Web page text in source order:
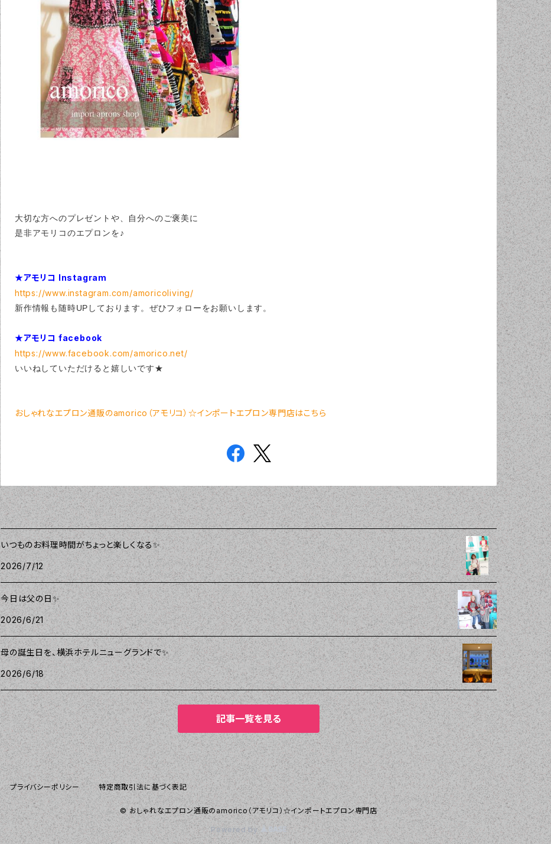
大切な方へのプレゼントや、自分へのご褒美に
是非アモリコのエプロンを♪
★アモリコ Instagram
https://www.instagram.com/amoricoliving/
新作情報も随時UPしております。ぜひフォローをお願いします。
★アモリコ facebook
https://www.facebook.com/amorico.net/
いいねしていただけると嬉しいです★
おしゃれなエプロン通販のamorico（アモリコ）☆インポートエプロン専門店はこちら
いつものお料理時間がちょっと楽しくなる✨
2026/7/12
今日は父の日✨
2026/6/21
母の誕生日を、横浜ホテルニューグランドで✨
2026/6/18
記事一覧を見る
プライバシーポリシー 特定商取引法に基づく表記
© おしゃれなエプロン通販のamorico（アモリコ）☆インポートエプロン専門店
Powered by